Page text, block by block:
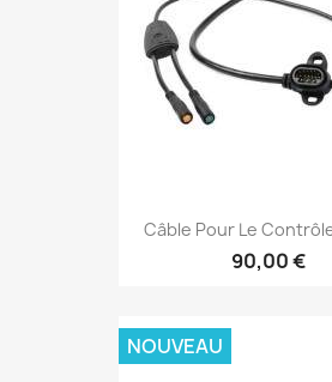
Câble Pour Le
90,00 €
NOUVEAU